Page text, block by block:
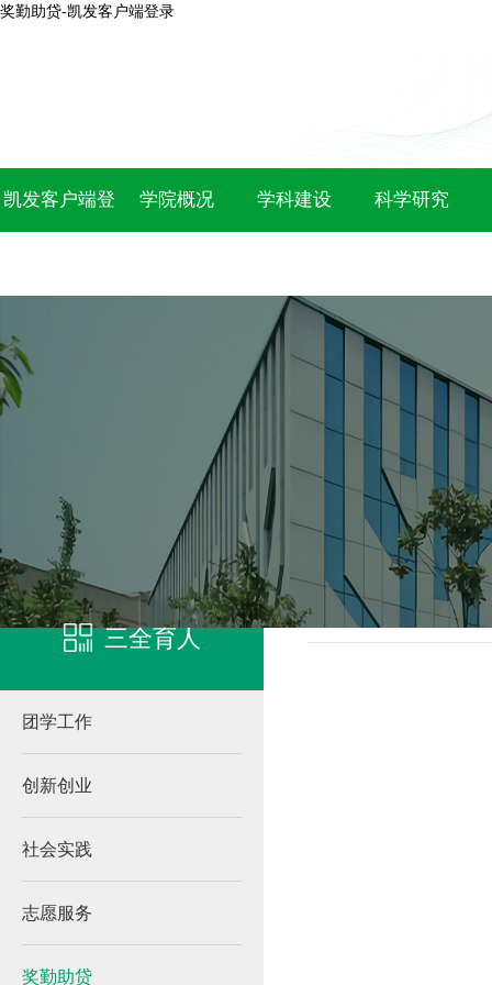
奖勤助贷-凯发客户端登录
凯发客户端登 学院概况 学科建设 科学研究
三全育人
团学工作
创新创业
社会实践
志愿服务
奖勤助贷
凯发客户端登录 奖勤助